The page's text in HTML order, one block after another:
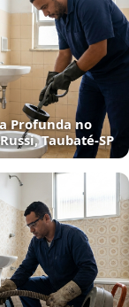
Profunda no
Taubaté‑SP